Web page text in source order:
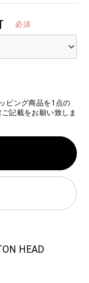
必須
ピング商品を1点の
記載をお願い致しま
HEAD